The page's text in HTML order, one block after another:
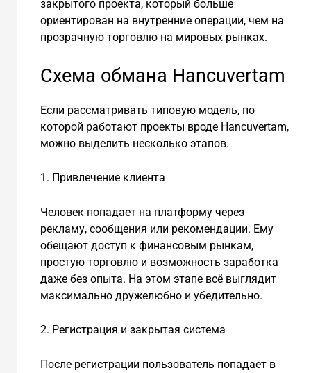
закрытого проекта, который больше
ориентирован на внутренние операции, чем на
прозрачную торговлю на мировых рынках.
Схема обмана Hancuvertam
Если рассматривать типовую модель, по
которой работают проекты вроде Hancuvertam,
можно выделить несколько этапов.
1. Привлечение клиента
Человек попадает на платформу через
рекламу, сообщения или рекомендации. Ему
обещают доступ к финансовым рынкам,
простую торговлю и возможность заработка
даже без опыта. На этом этапе всё выглядит
максимально дружелюбно и убедительно.
2. Регистрация и закрытая система
После регистрации пользователь попадает в